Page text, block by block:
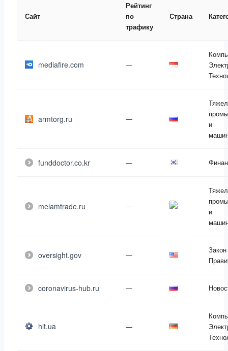
Сайт
Рейтинг
по
трафику
Страна
mediafire.com —
armtorg.ru —
и
funddoctor.co.kr —
melamtrade.ru —
и
oversight.gov —
coronavirus-hub.ru —
hit.ua —